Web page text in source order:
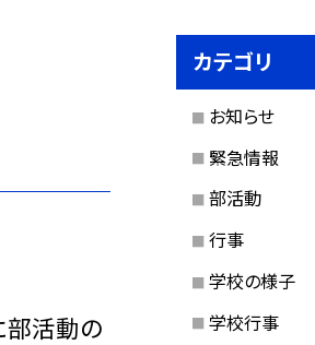
部活動の
カテゴリ
お知らせ
緊急情報
部活動
行事
学校の様子
学校行事